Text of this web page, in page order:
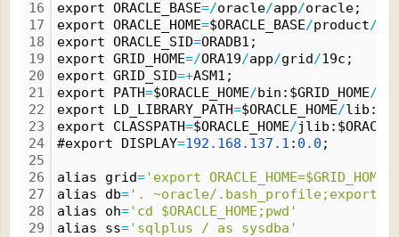
16
17
18
19
20
21
22
23
24
25
26
27
28
29
export ORACLE_BASE=/oracle/app/oracle;
export ORACLE_HOME=$ORACLE_BASE/product/
export ORACLE_SID=ORADB1;
export GRID_HOME=/ORA19/app/grid/19c;
export GRID_SID=+ASM1;
export PATH=$ORACLE_HOME/bin:$GRID_HOME/
export LD_LIBRARY_PATH=$ORACLE_HOME/lib:
export CLASSPATH=$ORACLE_HOME/
#export DISPLAY=192. 168. 137. 1 : 0. 0 ;
alias grid='export
alias db='. ~oracle/.bash_profile;export
alias oh='cd $ORACLE_HOME;pwd'
alias ss='sqlplus / as sysdba'